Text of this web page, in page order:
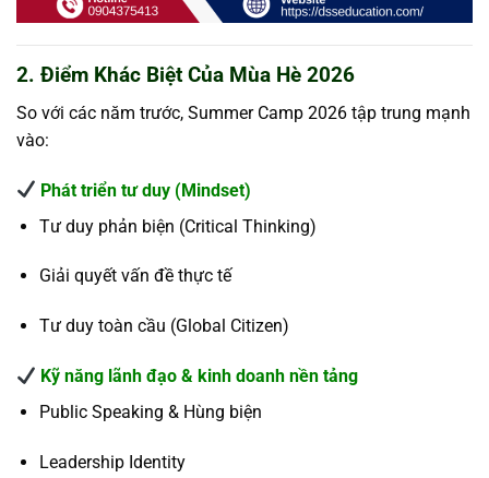
2. Điểm Khác Biệt Của Mùa Hè 2026
So với các năm trước, Summer Camp 2026 tập trung mạnh
vào:
Phát triển tư duy (Mindset)
Tư duy phản biện (Critical Thinking)
Giải quyết vấn đề thực tế
Tư duy toàn cầu (Global Citizen)
Kỹ năng lãnh đạo & kinh doanh nền tảng
Public Speaking & Hùng biện
Leadership Identity